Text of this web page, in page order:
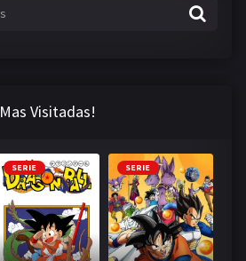
Mas Visitadas!
SERIE SERIE